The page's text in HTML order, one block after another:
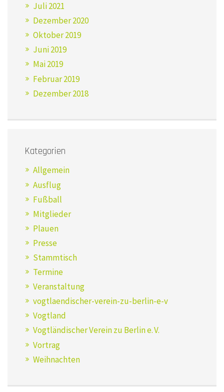
Juli 2021
Dezember 2020
Oktober 2019
Juni 2019
Mai 2019
Februar 2019
Dezember 2018
Kategorien
Allgemein
Ausflug
Fußball
Mitglieder
Plauen
Presse
Stammtisch
Termine
Veranstaltung
vogtlaendischer-verein-zu-berlin-e-v
Vogtland
Vogtländischer Verein zu Berlin e. V.
Vortrag
Weihnachten